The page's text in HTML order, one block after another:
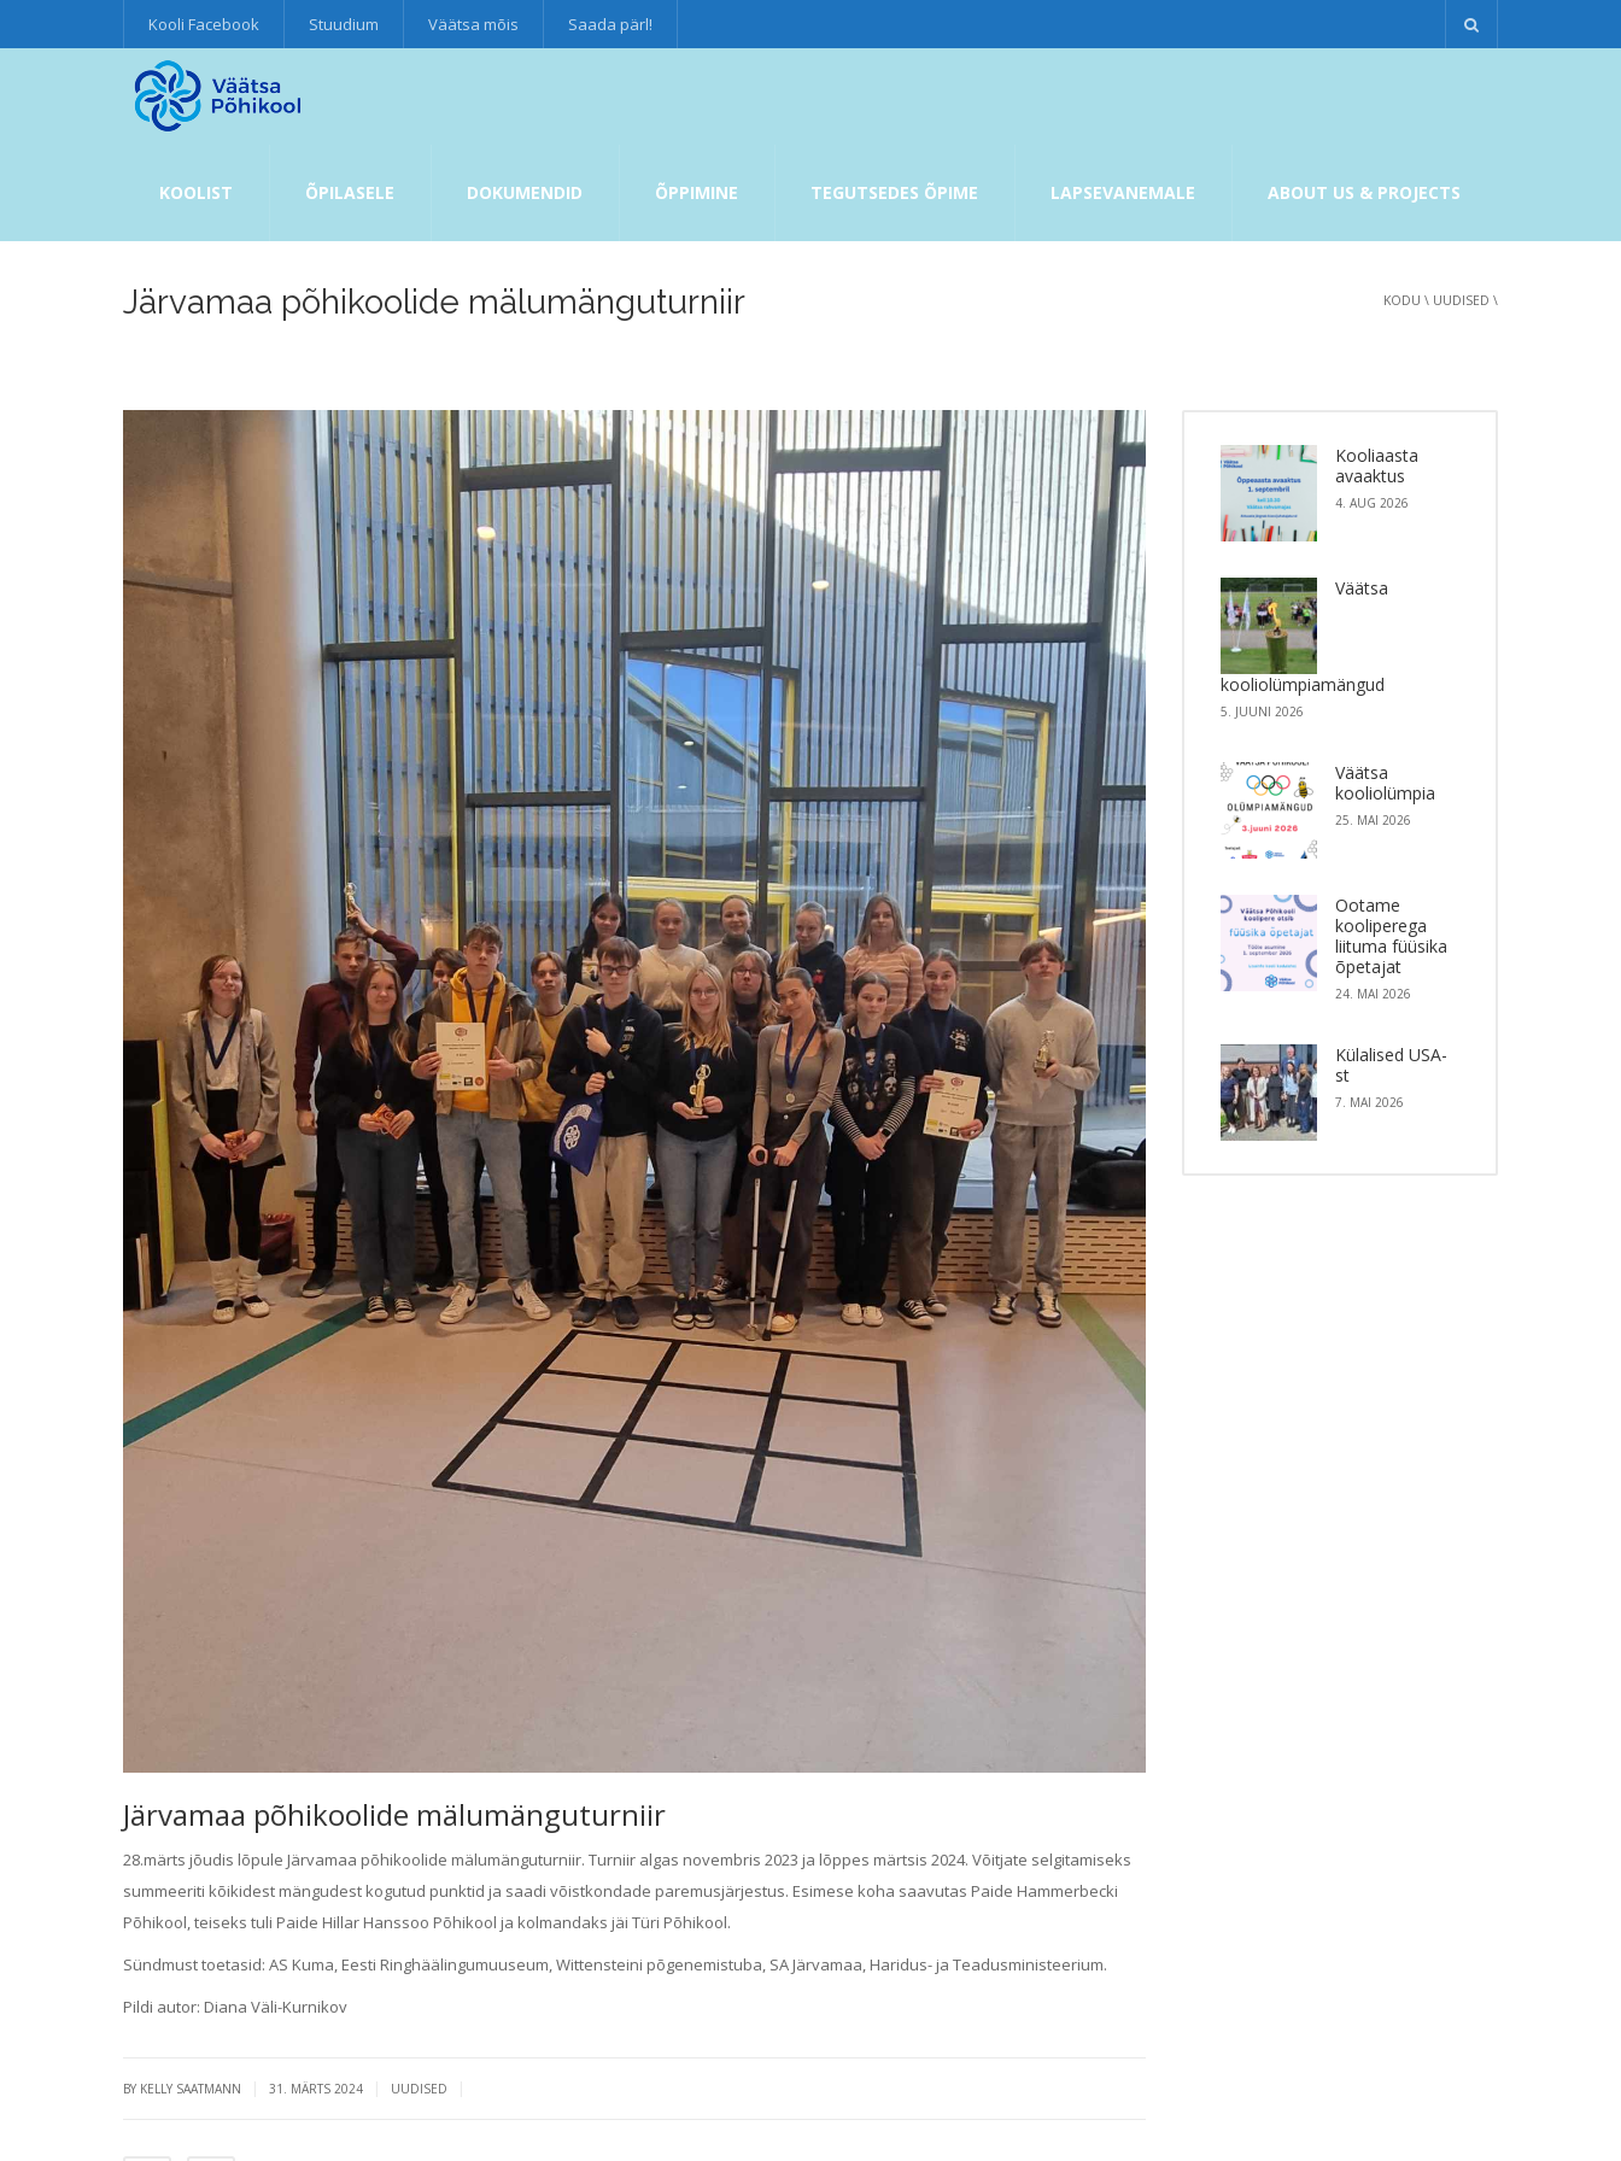
Kooli Facebook Stuudium Väätsa mõis Saada pärl!
KOOLIST ÕPILASELE DOKUMENDID ÕPPIMINE TEGUTSEDES ÕPIME LAPSEVANEMALE ABOUT US & PROJECTS
Järvamaa põhikoolide mälumänguturniir KODU \ UUDISED \
Järvamaa põhikoolide mälumänguturniir
28.märts jõudis lõpule Järvamaa põhikoolide mälumänguturniir. Turniir algas novembris 2023 ja lõppes märtsis 2024. Võitjate selgitamiseks
summeeriti kõikidest mängudest kogutud punktid ja saadi võistkondade paremusjärjestus. Esimese koha saavutas Paide Hammerbecki
Põhikool, teiseks tuli Paide Hillar Hanssoo Põhikool ja kolmandaks jäi Türi Põhikool.
Sündmust toetasid: AS Kuma, Eesti Ringhäälingumuuseum, Wittensteini põgenemistuba, SA Järvamaa, Haridus- ja Teadusministeerium.
Pildi autor: Diana Väli-Kurnikov
BY KELLY SAATMANN 31. MÄRTS 2024 UUDISED
Kooliaasta
avaaktus
4. AUG 2026
Väätsa
kooliolümpiamängud
5. JUUNI 2026
Väätsa
kooliolümpia
25. MAI 2026
Ootame
kooliperega
liituma füüsika
õpetajat
24. MAI 2026
Külalised USA-
st
7. MAI 2026